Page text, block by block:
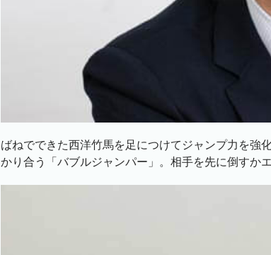
ばねでできた西洋竹馬を足につけてジャンプ力を強
かり合う「バブルジャンパー」。相手を先に倒すか